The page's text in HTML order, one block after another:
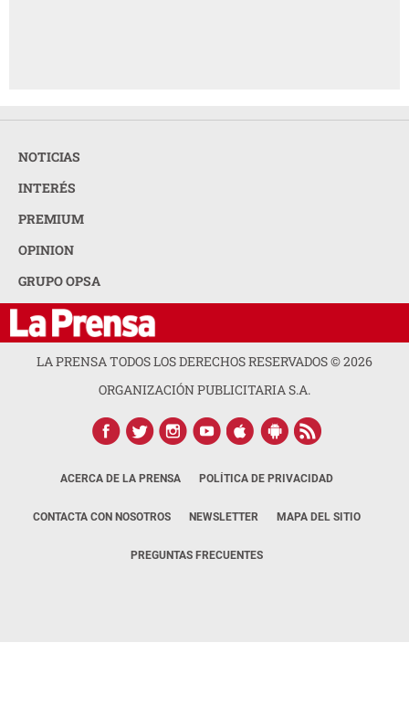
NOTICIAS
INTERÉS
PREMIUM
OPINION
GRUPO OPSA
LA PRENSA TODOS LOS DERECHOS RESERVADOS ©2026
ORGANIZACIÓN PUBLICITARIA S.A.
ACERCA DE LA PRENSA POLÍTICA DE PRIVACIDAD
CONTACTA CON NOSOTROS NEWSLETTER MAPA DEL SITIO
PREGUNTAS FRECUENTES